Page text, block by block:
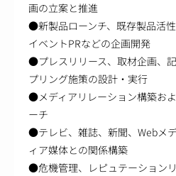
画の立案と推進
●新製品ローンチ、既存製品活性
イベントPRなどの企画開発
●プレスリリース、取材企画、
プリング施策の設計・実行
●メディアリレーション構築お
ーチ
●テレビ、雑誌、新聞、Webメ
ィア媒体との関係構築
●危機管理、レピュテーション